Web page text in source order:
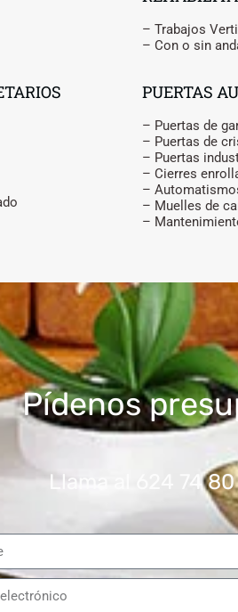
– Trabajos
– Con o sin
PUERTAS
– Puertas de
– Puertas de
– Puertas
– Cierres
–
– Muelles de
–
Pídenos
Llama al 624 74